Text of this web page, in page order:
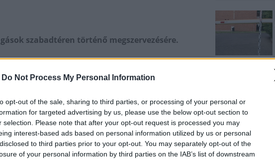
Do Not Process My Personal Information
opt-out of the sale, sharing to third parties, or processing of your personal or
for targeted advertising by us, please use the below opt-out section to
selection. Please note that after your opt-out request is processed you may
interest-based ads based on personal information utilized by us or personal
to third parties prior to your opt-out. You may separately opt-out of the
of your personal information by third parties on the IAB’s list of downstream
szabadtéren történő megszervezésére.
akik önhibájukon kívül, például COVID fertőzés
vizsgát tehetnek még a jelenleg folyó
nyílik az iskolai ballagások szabadtéren történő
Minisztériuma közleményében.
lezajlottak, és a fertőzés gyanúja
– például koronavírus fertőzés, vagy karantén